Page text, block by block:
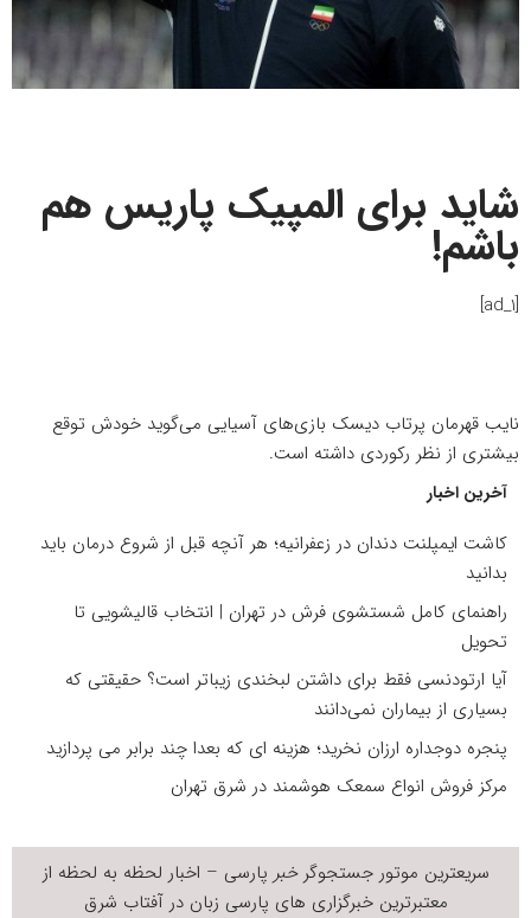
شاید برای المپیک پاریس هم
باشم!
[ad_1]
نایب قهرمان پرتاب دیسک بازی‌های آسیایی می‌گوید خودش توقع
بیشتری از نظر رکوردی داشته است.
آخرین اخبار
کاشت ایمپلنت دندان در زعفرانیه؛ هر آنچه قبل از شروع درمان باید
بدانید
راهنمای کامل شستشوی فرش در تهران | انتخاب قالیشویی تا
تحویل
آیا ارتودنسی فقط برای داشتن لبخندی زیباتر است؟ حقیقتی که
بسیاری از بیماران نمی‌دانند
پنجره دوجداره ارزان نخرید؛ هزینه ای که بعدا چند برابر می پردازید
مرکز فروش انواع سمعک هوشمند در شرق تهران
سریعترین موتور جستجوگرخبر پارسی – اخبار لحظه به لحظه از
معتبرترین خبرگزاری های پارسی زبان درآفتاب شرق